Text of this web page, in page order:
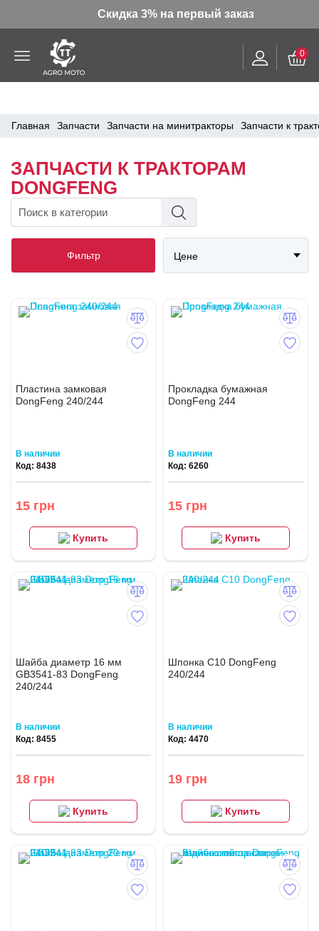
Скидка 3% на первый заказ
0
Главная Запчасти Запчасти на минитракторы Запчасти к
ЗАПЧАСТИ К ТРАКТОРАМ
DONGFENG
Фильтр Цене
Пластина замковая
DongFeng 240/244
В наличии
Код: 8438
15 грн
Купить
Прокладка бумажная
DongFeng 244
В наличии
Код: 6260
15 грн
Купить
Шайба диаметр 16 мм
GB3541-83 DongFeng
240/244
В наличии
Код: 8455
18 грн
Купить
Шпонка С10 DongFeng
240/244
В наличии
Код: 4470
19 грн
Купить